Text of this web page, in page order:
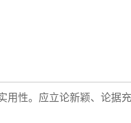
性。应立论新颖、论据